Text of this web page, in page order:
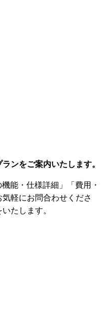
ンをご案内いたします。
能・仕様詳細」「費用・
軽にお問合わせくださ
たします。